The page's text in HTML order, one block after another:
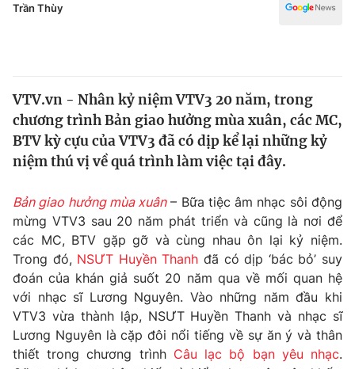
Thế giới
Tin tức
Thế giới đó đây
Câu chuyện quốc tế
Tài chính
Thị trường
Góc doanh nghiệp
Dữ liệu và đời sống
Truyền hình
Phim VTV
Hậu trường
Giải trí
Điện ảnh
Đời sống
Y tế
Trần Thùy
VTV.vn - Nhân kỷ niệm VTV3 20 năm, trong
chương trình Bản giao hưởng mùa xuân, các MC,
BTV kỳ cựu của VTV3 đã có dịp kể lại những kỷ
niệm thú vị về quá trình làm việc tại đây.
Bản giao hưởng mùa xuân– Bữa tiệc âm nhạc sôi động
mừng VTV3 sau 20 năm phát triển và cũng là nơi để
các MC, BTV gặp gỡ và cùng nhau ôn lại kỷ niệm.
Trong đó, NSƯT Huyền Thanh đã có dịp ‘bác bỏ’ suy
đoán của khán giả suốt 20 năm qua về mối quan hệ
với nhạc sĩ Lương Nguyên. Vào những năm đầu khi
VTV3 vừa thành lập, NSƯT Huyền Thanh và nhạc sĩ
Lương Nguyên là cặp đôi nổi tiếng về sự ăn ý và thân
thiết trong chương trình Câu lạc bộ bạn yêu nhạc.